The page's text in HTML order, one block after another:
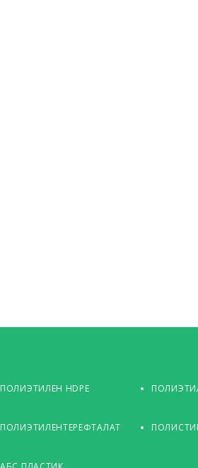
ПОЛИЭТИЛЕН HDPE
ПОЛИЭТИЛЕНТЕРЕФТАЛАТ